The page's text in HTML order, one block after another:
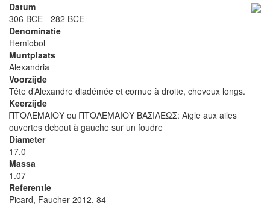
Datum
306 BCE - 282 BCE
Denominatie
Hemiobol
Muntplaats
Alexandria
Voorzijde
Tête d’Alexandre diadémée et cornue à droite, cheveux longs.
Keerzijde
ΠΤΟΛΕΜΑΙΟΥ ou ΠΤΟΛΕΜΑΙΟΥ ΒΑΣΙΛΕΩΣ: Aigle aux ailes
ouvertes debout à gauche sur un foudre
Diameter
17.0
Massa
1.07
Referentie
Picard, Faucher 2012, 84